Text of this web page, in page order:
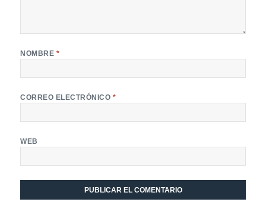
NOMBRE *
CORREO ELECTRÓNICO *
WEB